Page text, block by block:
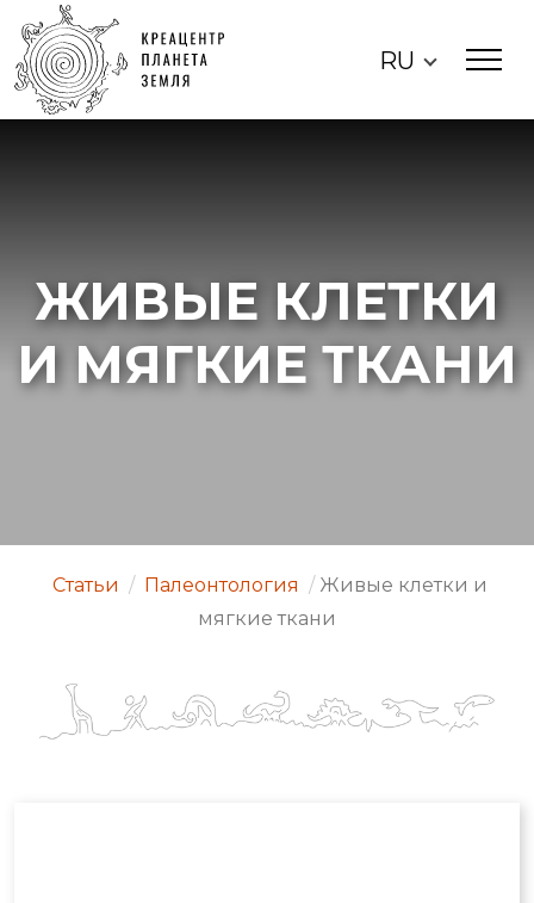
RU
ЖИВЫЕ КЛЕТКИ
И МЯГКИЕ ТКАНИ
Статьи / Палеонтология / Живые клетки и
мягкие ткани